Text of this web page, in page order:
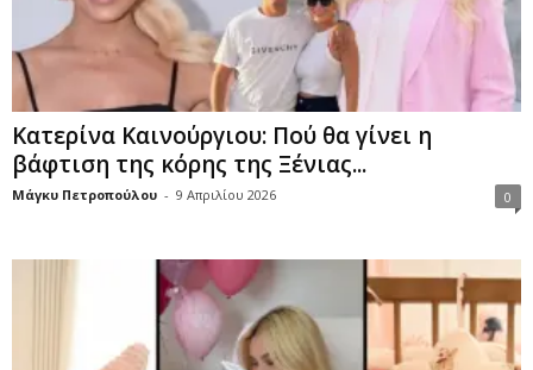
Κατερίνα Καινούργιου: Πού θα γίνει η
βάφτιση της κόρης της Ξένιας...
Μάγκυ Πετροπούλου - 9 Απριλίου 2026 0